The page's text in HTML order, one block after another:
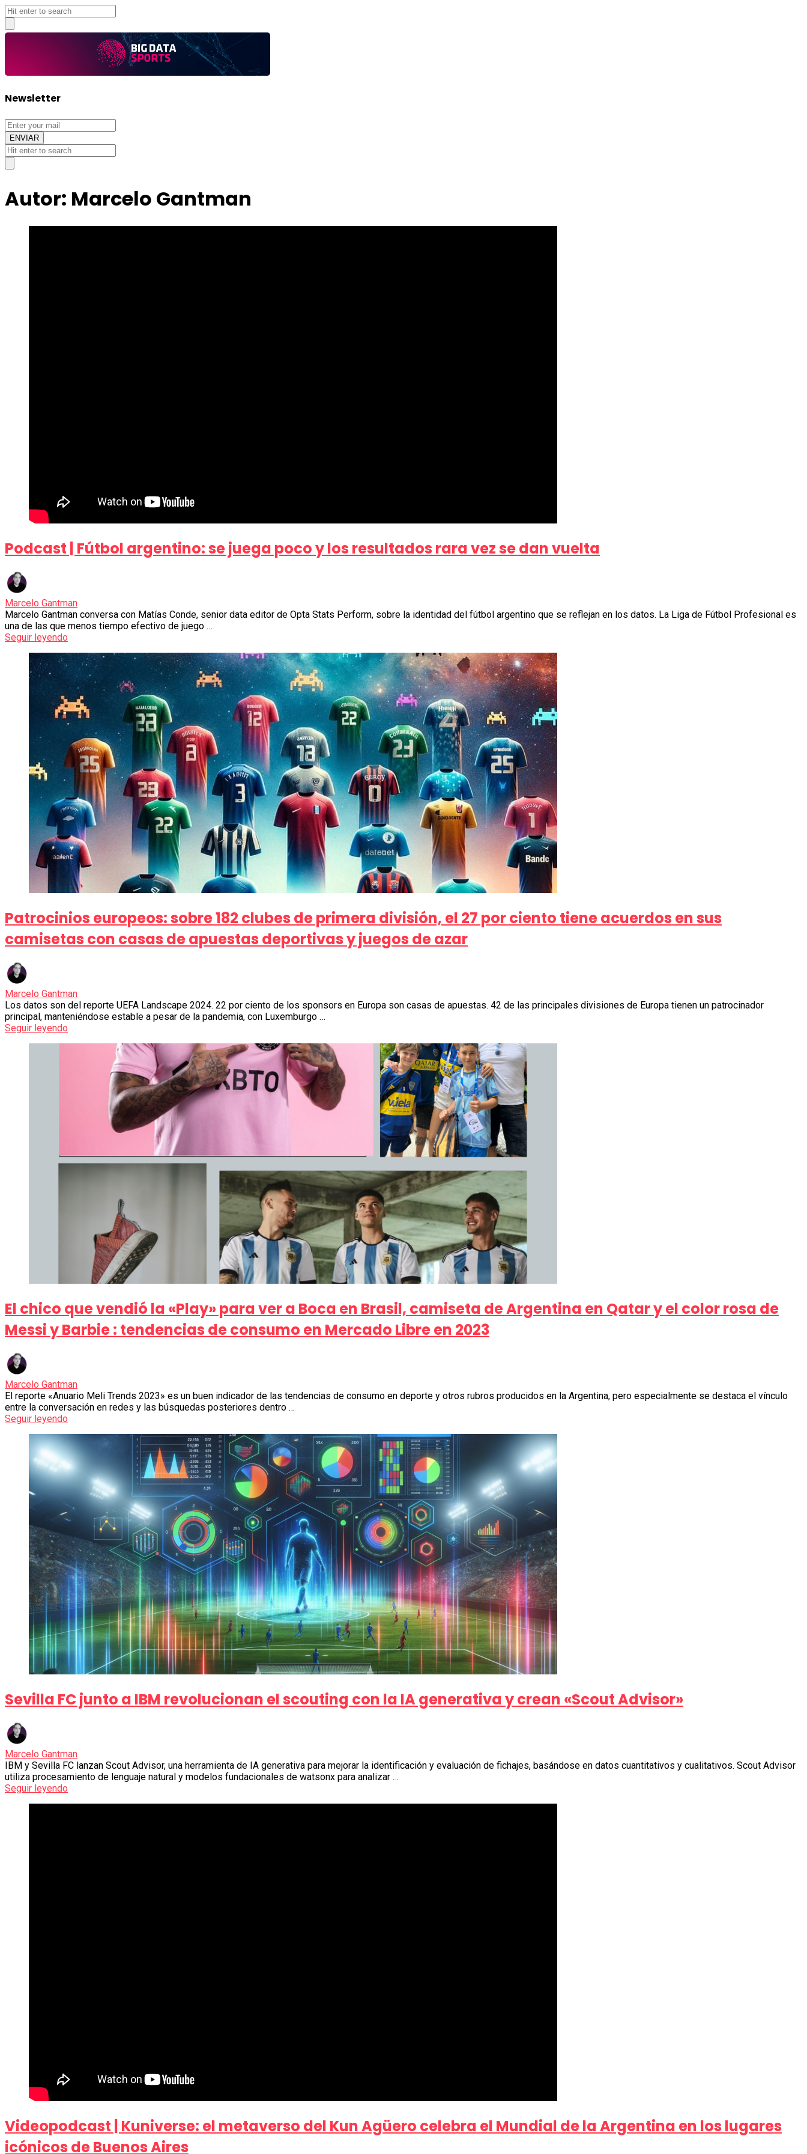
Big
Data
Sports
Newsletter
Autor: Marcelo Gantman
Podcast | Fútbol argentino: se juega poco y los resultados rara vez se dan vuelta
Marcelo Gantman
Marcelo Gantman conversa con Matías Conde, senior data editor de Opta Stats Perform, sobre la identidad del fútbol argentino que se reflejan en los datos. La Liga de Fútbol Profesional es
una de las que menos tiempo efectivo de juego …
Seguir leyendo
Patrocinios europeos: sobre 182 clubes de primera división, el 27 por ciento tiene acuerdos en sus
camisetas con casas de apuestas deportivas y juegos de azar
Marcelo Gantman
Los datos son del reporte UEFA Landscape 2024. 22 por ciento de los sponsors en Europa son casas de apuestas. 42 de las principales divisiones de Europa tienen un patrocinador
principal, manteniéndose estable a pesar de la pandemia, con Luxemburgo …
Seguir leyendo
El chico que vendió la «Play» para ver a Boca en Brasil, camiseta de Argentina en Qatar y el color rosa de
Messi y Barbie : tendencias de consumo en Mercado Libre en 2023
Marcelo Gantman
El reporte «Anuario Meli Trends 2023» es un buen indicador de las tendencias de consumo en deporte y otros rubros producidos en la Argentina, pero especialmente se destaca el vínculo
entre la conversación en redes y las búsquedas posteriores dentro …
Seguir leyendo
Sevilla FC junto a IBM revolucionan el scouting con la IA generativa y crean «Scout Advisor»
Marcelo Gantman
IBM y Sevilla FC lanzan Scout Advisor, una herramienta de IA generativa para mejorar la identificación y evaluación de fichajes, basándose en datos cuantitativos y cualitativos. Scout Advisor
utiliza procesamiento de lenguaje natural y modelos fundacionales de watsonx para analizar …
Seguir leyendo
Videopodcast | Kuniverse: el metaverso del Kun Agüero celebra el Mundial de la Argentina en los lugares
icónicos de Buenos Aires